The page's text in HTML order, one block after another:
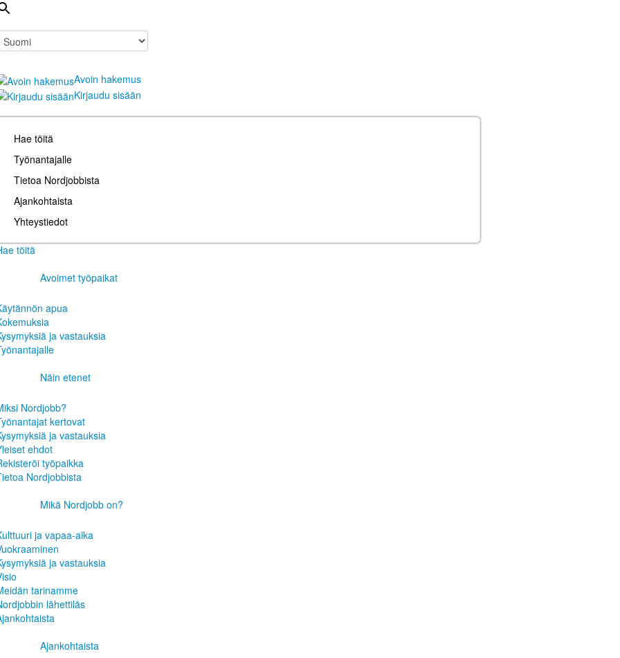
Avoin hakemus
Kirjaudu sisään
Hae töitä
Työnantajalle
Tietoa Nordjobbista
Ajankohtaista
Yhteystiedot
töitä
Avoimet työpaikat
apua
ja vastauksia
Näin etenet
Nordjobb?
kertovat
ja vastauksia
ehdot
työpaikka
Nordjobbista
Mikä Nordjobb on?
ja vapaa-aika
ja vastauksia
tarinamme
lähettiläs
Ajankohtaista